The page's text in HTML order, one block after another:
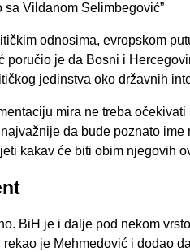
sa Vildanom Selimbegović”
odnosima, evropskom
poručio je da Bosni i
jedinstva oko državnih
mira ne treba
da bude poznato ime
kakav će biti obim njegovih
BiH je i dalje pod nekom
je Mehmedović i dodao